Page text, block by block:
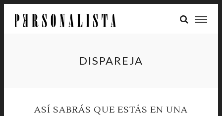
DISPAREJA
ASÍ SABRÁS QUE ESTÁS EN UNA